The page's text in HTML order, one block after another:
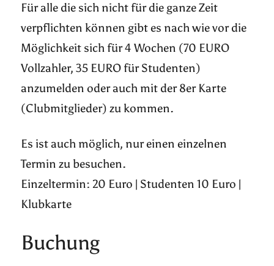
Für alle die sich nicht für die ganze Zeit
verpflichten können gibt es nach wie vor die
Möglichkeit sich für 4 Wochen (70 EURO
Vollzahler, 35 EURO für Studenten)
anzumelden oder auch mit der 8er Karte
(Clubmitglieder) zu kommen.
Es ist auch möglich, nur einen einzelnen
Termin zu besuchen.
Einzeltermin: 20 Euro | Studenten 10 Euro |
Klubkarte
Buchung